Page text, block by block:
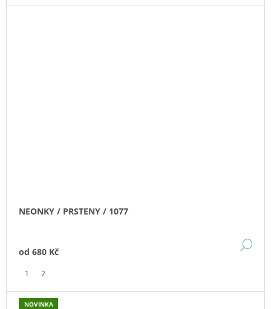
NEONKY / PRSTENY / 1077
od 680 Kč
1 2
NOVINKA